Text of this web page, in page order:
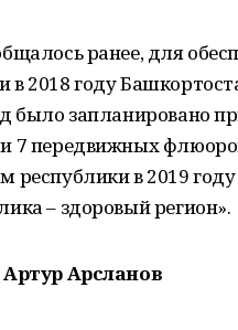
ранее, для
2018 году
было запланировано
7 передвижных
республики в 2019
– здоровый регион».
Арсланов